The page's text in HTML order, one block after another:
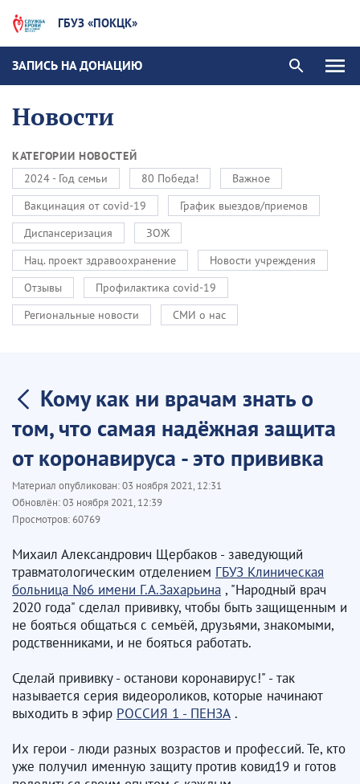
ГБУЗ «ПОКЦК»
ЗАПИСЬ НА ДОНАЦИЮ
Новости
КАТЕГОРИИ НОВОСТЕЙ
2024 - Год семьи
80 Победа!
Важное
Вакцинация от covid-19
График выездов/приемов
Диспансеризация
ЗОЖ
Нац. проект здравоохранение
Новости учреждения
Отзывы
Профилактика covid-19
Региональные новости
СМИ о нас
Кому как ни врачам знать о
том, что самая надёжная защита
от коронавируса - это прививка
Материал опубликован:03 ноября 2021, 12:31
Обновлён:03 ноября 2021, 12:39
Просмотров:60769
Михаил Александрович Щербаков - заведующий
травматологическим отделением ГБУЗ Клиническая
больница №6 имени Г.А.Захарьина , "Народный врач
2020 года" сделал прививку, чтобы быть защищенным и
не бояться общаться с семьёй, друзьями, знакомыми,
родственниками, и не бояться работать.
Сделай прививку - останови коронавирус!" - так
называется серия видеороликов, которые начинают
выходить в эфир РОССИЯ 1 - ПЕНЗА .
Их герои - люди разных возрастов и профессий. Те, кто
уже получил именную защиту против ковид19 и готов